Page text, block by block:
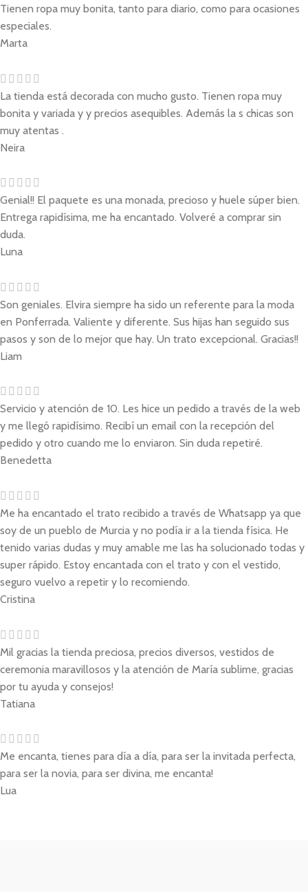
Tienen ropa muy bonita, tanto para diario, como para ocasiones
especiales.
Marta
La tienda está decorada con mucho gusto. Tienen ropa muy
bonita y variada y y precios asequibles. Además la s chicas son
muy atentas .
Neira
Genial!! El paquete es una monada, precioso y huele súper bien.
Entrega rapidísima, me ha encantado. Volveré a comprar sin
duda.
Luna
Son geniales. Elvira siempre ha sido un referente para la moda
en Ponferrada. Valiente y diferente. Sus hijas han seguido sus
pasos y son de lo mejor que hay. Un trato excepcional. Gracias!!
Liam
Servicio y atención de 10. Les hice un pedido a través de la web
y me llegó rapidísimo. Recibí un email con la recepción del
pedido y otro cuando me lo enviaron. Sin duda repetiré.
Benedetta
Me ha encantado el trato recibido a través de Whatsapp ya que
soy de un pueblo de Murcia y no podía ir a la tienda física. He
tenido varias dudas y muy amable me las ha solucionado todas y
super rápido. Estoy encantada con el trato y con el vestido,
seguro vuelvo a repetir y lo recomiendo.
Cristina
Mil gracias la tienda preciosa, precios diversos, vestidos de
ceremonia maravillosos y la atención de María sublime, gracias
por tu ayuda y consejos!
Tatiana
Me encanta, tienes para día a día, para ser la invitada perfecta,
para ser la novia, para ser divina, me encanta!
Lua